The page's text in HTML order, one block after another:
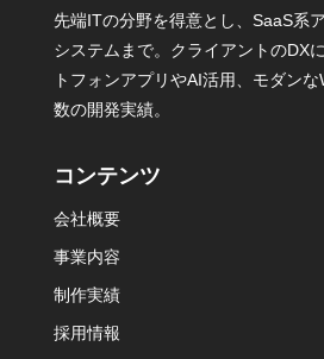
先端ITの分野を得意とし、SaaS系
システムまで。クライアントのDX
トフォンアプリやAI活用、モダン
数の開発実績。
コンテンツ
会社概要
事業内容
制作実績
採用情報